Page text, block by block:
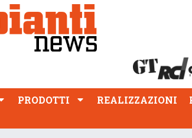
PRODOTTI REALIZZAZIONI
PRODOTTI REALIZZAZIONI